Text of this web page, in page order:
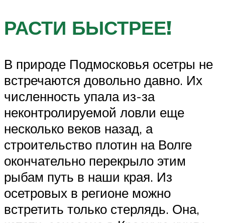
РАСТИ БЫСТРЕЕ!
В природе Подмосковья осетры не
встречаются довольно давно. Их
численность упала из-за
неконтролируемой ловли еще
несколько веков назад, а
строительство плотин на Волге
окончательно перекрыло этим
рыбам путь в наши края. Из
осетровых в регионе можно
встретить только стерлядь. Она,